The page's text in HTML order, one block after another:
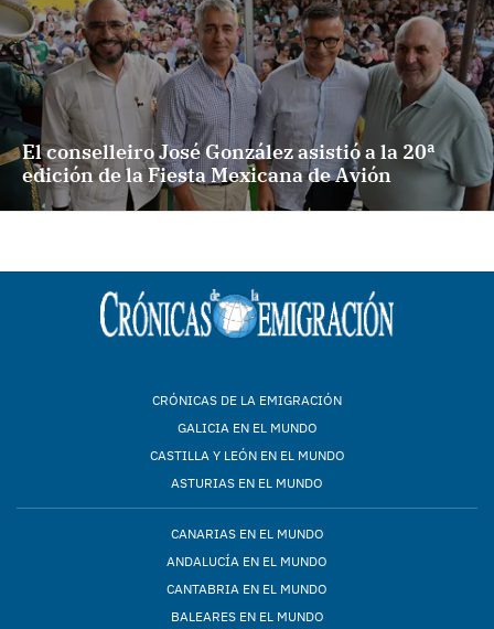
El conselleiro José González asistió a la 20ª
edición de la Fiesta Mexicana de Avión
CRÓNICAS DE LA EMIGRACIÓN
GALICIA EN EL MUNDO
CASTILLA Y LEÓN EN EL MUNDO
ASTURIAS EN EL MUNDO
CANARIAS EN EL MUNDO
ANDALUCÍA EN EL MUNDO
CANTABRIA EN EL MUNDO
BALEARES EN EL MUNDO